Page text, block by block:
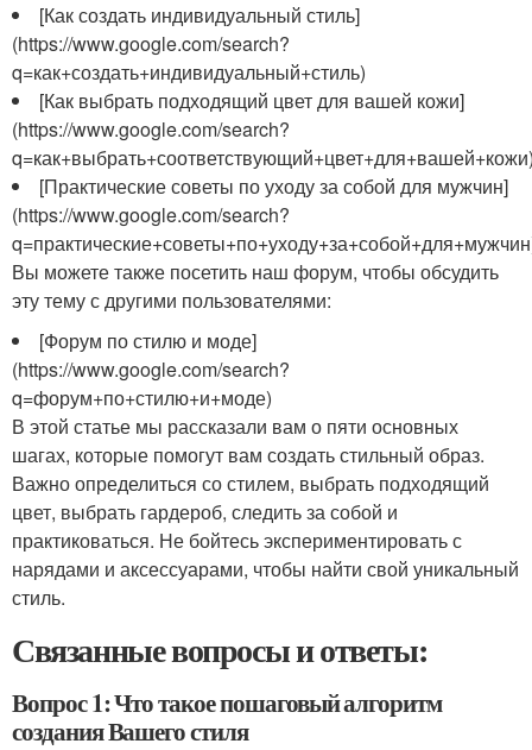
[Как создать индивидуальный стиль]
(https://www.google.com/search?
q=как+создать+индивидуальный+стиль)
[Как выбрать подходящий цвет для вашей кожи]
(https://www.google.com/search?
[Практические советы по уходу за собой для мужчин]
(https://www.google.com/search?
Вы можете также посетить наш форум, чтобы обсудить
эту тему с другими пользователями:
[Форум по стилю и моде]
(https://www.google.com/search?
q=форум+по+стилю+и+моде)
В этой статье мы рассказали вам о пяти основных
шагах, которые помогут вам создать стильный образ.
Важно определиться со стилем, выбрать подходящий
цвет, выбрать гардероб, следить за собой и
практиковаться. Не бойтесь экспериментировать с
нарядами и аксессуарами, чтобы найти свой уникальный
стиль.
Связанные вопросы и ответы:
Вопрос 1: Что такое пошаговый алгоритм
создания Вашего стиля